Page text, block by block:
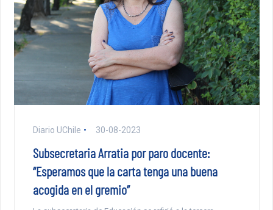
Diario UChile 30-08-2023
Subsecretaria Arratia por paro docente:
“Esperamos que la carta tenga una buena
acogida en el gremio”